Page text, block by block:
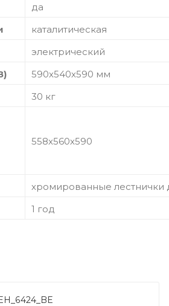
да
каталитическая
электрический
590х540х590 мм
30 кг
558х560х590
хромированные лестнички
1 год